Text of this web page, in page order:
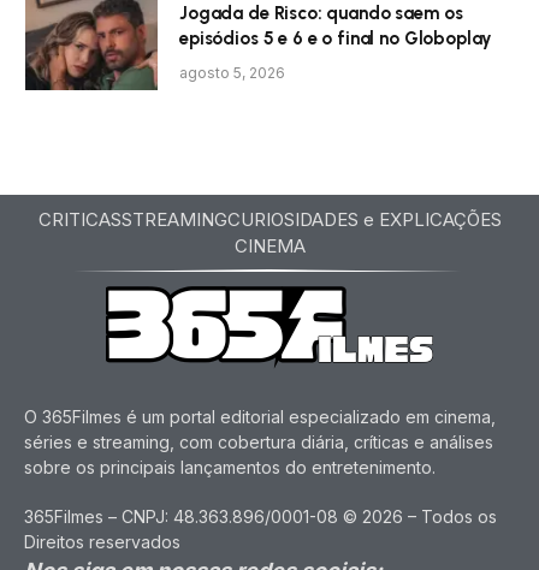
Jogada de Risco: quando saem os
episódios 5 e 6 e o final no Globoplay
agosto 5, 2026
CRITICASSTREAMINGCURIOSIDADES e EXPLICAÇÕES
CINEMA
O 365Filmes é um portal editorial especializado em cinema,
séries e streaming, com cobertura diária, críticas e análises
sobre os principais lançamentos do entretenimento.
365Filmes – CNPJ: 48.363.896/0001-08 © 2026 – Todos os
Direitos reservados